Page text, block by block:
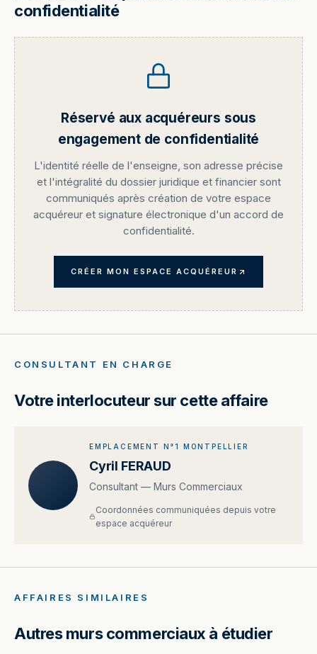
confidentialité
Réservé aux acquéreurs sous
engagement de confidentialité
L'identité réelle de l'enseigne, son adresse précise
et l'intégralité du dossier juridique et financier sont
communiqués après création de votre espace
acquéreur et signature électronique d'un accord de
confidentialité.
CRÉER MON ESPACE ACQUÉREUR
CONSULTANT EN CHARGE
Votre interlocuteur sur cette affaire
EMPLACEMENT N°1 MONTPELLIER
Cyril FERAUD
Consultant — Murs Commerciaux
Coordonnées communiquées depuis votre
espace acquéreur
AFFAIRES SIMILAIRES
Autres murs commerciaux à étudier